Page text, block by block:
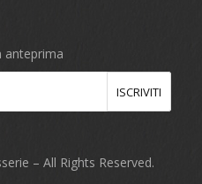
anteprima
ISCRIVITI
– All Rights Reserved.